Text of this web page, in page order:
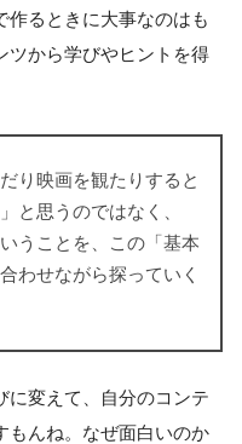
作るときに大事なのはも
ツから学びやヒントを得
り映画を観たりすると
と思うのではなく、
うことを、この「基本
わせながら探っていく
に変えて、自分のコンテ
もんね。なぜ面白いのか